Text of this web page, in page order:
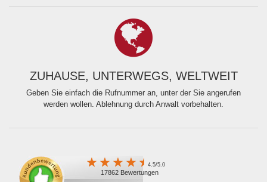
ZUHAUSE, UNTERWEGS, WELTWEIT
Geben Sie einfach die Rufnummer an, unter der Sie angerufen
werden wollen. Ablehnung durch Anwalt vorbehalten.
4.5/5.0
17862 Bewertungen